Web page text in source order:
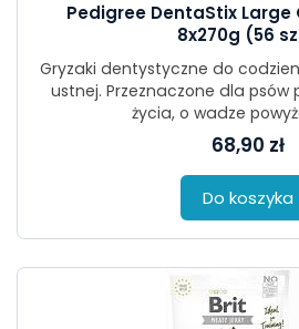
Pedigree DentaStix
8x270g (56
Gryzaki dentystyczne do
ustnej. Przeznaczone dla psów
życia, o wadze
68,90 zł
Do koszyka